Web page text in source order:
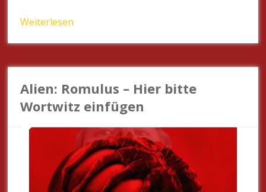
Weiterlesen
Alien: Romulus – Hier bitte
Wortwitz einfügen